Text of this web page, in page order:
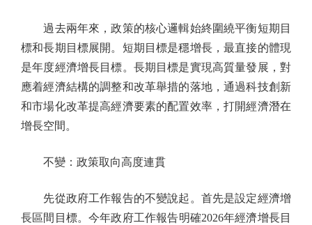
過去兩年來，政策的核心邏輯始終圍繞平衡短期目
標和長期目標展開。短期目標是穩增長，最直接的體現
是年度經濟增長目標。長期目標是實現高質量發展，對
應着經濟結構的調整和改革舉措的落地，通過科技創新
和市場化改革提高經濟要素的配置效率，打開經濟潛在
增長空間。
不變：政策取向高度連貫
先從政府工作報告的不變說起。首先是設定經濟增
長區間目標。今年政府工作報告明確2026年經濟增長目